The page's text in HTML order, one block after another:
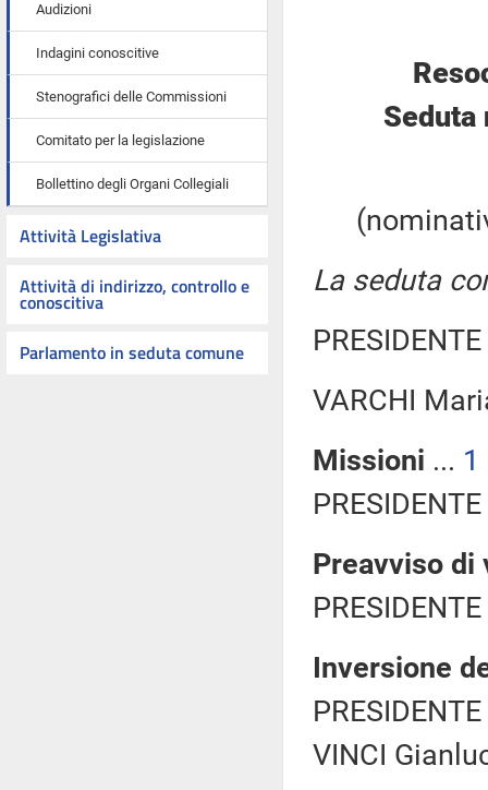
Audizioni
Indagini conoscitive
Stenografici delle Commissioni
Comitato per la legislazione
Bollettino degli Organi Collegiali
Attività Legislativa
Attività di indirizzo, controllo e
conoscitiva
Parlamento in seduta comune
La seduta
VARCHI
Missioni ... 1
Preavviso di
Inversione
VINCI